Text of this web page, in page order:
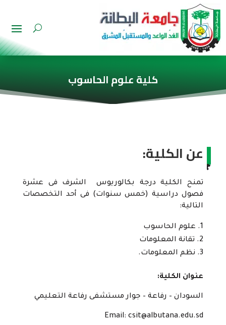
كلية علوم الحاسوب
عن الكلية:
تمنح الكلية درجة بكالوريوس الشرف فى عشرة
فصول دراسية (خمس سنوات) فى أحد التخصصات
التالية:
علوم الحاسوب
تقانة المعلومات
نظم المعلومات.
عنوان الكلية:
السودان – رفاعة – جوار مستشفى رفاعة التعليمي
Email: csit@albutana.edu.sd